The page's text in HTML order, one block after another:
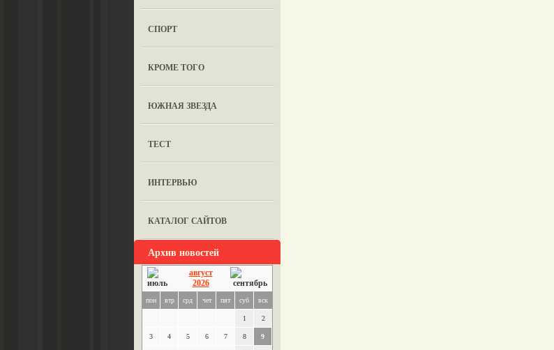
СПОРТ
КРОМЕ ТОГО
ЮЖНАЯ ЗВЕЗДА
ТЕСТ
ИНТЕРВЬЮ
КАТАЛОГ САЙТОВ
Архив новостей
август
2026
пон втр срд чет пят суб вск
1 2
3 4 5 6 7 8 9